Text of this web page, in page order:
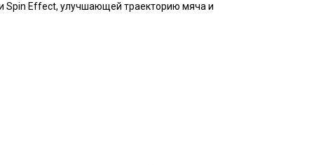
Spin Effect, улучшающей траекторию мяча и